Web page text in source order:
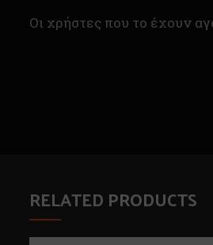
Οι χρήστες που το έχουν
RELATED PRODUCTS